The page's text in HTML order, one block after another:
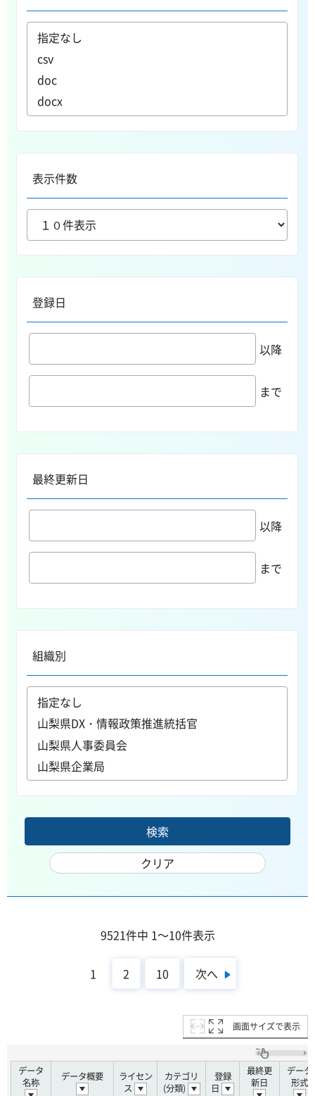
表示件数
登録日
以降
まで
最終更新日
以降
まで
組織別
9521件中 1～10件表示
1 2 10 次へ
画面サイズで表示
データ
名称
データ概要
ライセン
ス
カテゴリ
(分類)
登録
日
最終更
新日
データ
形式